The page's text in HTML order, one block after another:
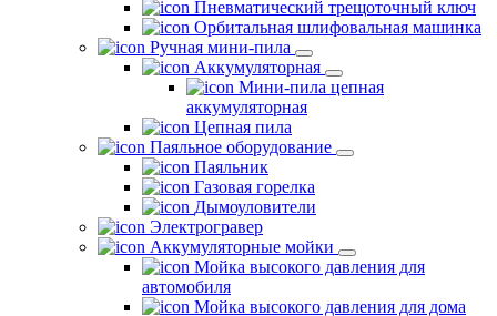
Пневматический трещоточный ключ
Орбитальная шлифовальная машинка
Ручная мини-пила
Аккумуляторная
Мини-пила цепная
аккумуляторная
Цепная пила
Паяльное оборудование
Паяльник
Газовая горелка
Дымоуловители
Электрогравер
Аккумуляторные мойки
Мойка высокого давления для
автомобиля
Мойка высокого давления для дома